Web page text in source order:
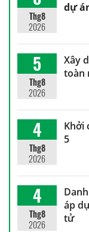
Thg8
2026
dự
5
Thg8
2026
Xây
toàn
4
Thg8
2026
Khởi
5
4
Thg8
2026
áp
tử